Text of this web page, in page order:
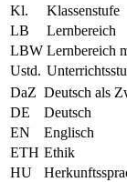
Kl.
Klassenstufe
LB
Lernbereich
LBW Lernbereich
Ustd.
DaZ Deutsch als
DE
Deutsch
EN
Englisch
ETH Ethik
HU